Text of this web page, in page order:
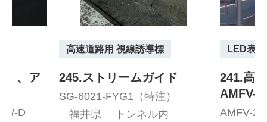
」、ア
D
高速道路用 視線誘導標
245.ストリームガイド
SG-6021-FYG1（特注）
福井県
トンネル内
LED表
241.高
AMFV-
AMFV-